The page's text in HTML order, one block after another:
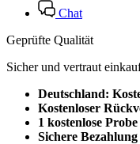
Chat
Geprüfte Qualität
Sicher und vertraut
Deutschland:
Kostenloser
1 kostenlose Probe
Sichere Bezahlung